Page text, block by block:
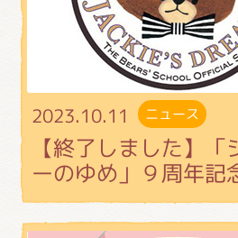
2023.10.11 ニュース
【終了しました】「
ーのゆめ」９周年記
くまのがっこう
くまのがっこう